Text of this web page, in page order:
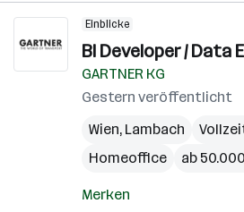
Einblicke
BI Developer / Data
GARTNER KG
Gestern veröffentlicht
Wien, Lambach
Homeoffice
ab
Merken